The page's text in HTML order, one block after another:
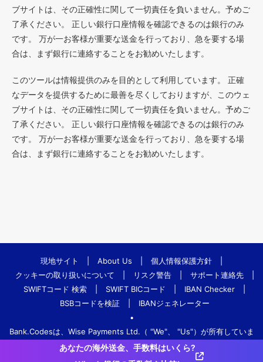
ブサイトは、その正確性に関して一切責任を負いません。予めご
了承ください。 正しい銀行口座情報を確認できるのは銀行のみ
です。 万が一お客様が重要な送金を行っており、急を要する場
合は、まず銀行に連絡することをお勧めいたします。
このツールは情報提供のみを目的として利用しています。 正確
なデータを提供するために最善を尽くしておりますが、このウェ
ブサイトは、その正確性に関して一切責任を負いません。予めご
了承ください。 正しい銀行口座情報を確認できるのは銀行のみ
です。 万が一お客様が重要な送金を行っており、急を要する場
合は、まず銀行に連絡することをお勧めいたします。
現地サイト About Us 個人情報保護方針
クッキーの取り扱いについて
リスク警告 サポート連絡先
SWIFTコード 検索
SWIFT BICコード IBAN Checker
BSBコードを検証
IBANジェネレーター
•
Bank.Codesは、Wise Payments Ltd.（ "We"、 "Us"）が所有していま
す。
あなたの海外送金、手数料はいくら?